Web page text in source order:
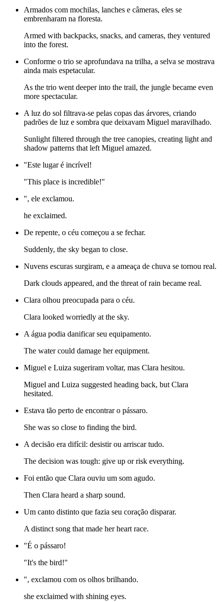
Armados com mochilas, lanches e câmeras, eles se
embrenharam na floresta.
Armed with backpacks, snacks, and cameras, they ventured
into the forest.
Conforme o trio se aprofundava na trilha, a selva se mostrava
ainda mais espetacular.
As the trio went deeper into the trail, the jungle became even
more spectacular.
A luz do sol filtrava-se pelas copas das árvores, criando
padrões de luz e sombra que deixavam Miguel maravilhado.
Sunlight filtered through the tree canopies, creating light and
shadow patterns that left Miguel amazed.
"Este lugar é incrível!
"This place is incredible!"
", ele exclamou.
he exclaimed.
De repente, o céu começou a se fechar.
Suddenly, the sky began to close.
Nuvens escuras surgiram, e a ameaça de chuva se tornou real.
Dark clouds appeared, and the threat of rain became real.
Clara olhou preocupada para o céu.
Clara looked worriedly at the sky.
A água podia danificar seu equipamento.
The water could damage her equipment.
Miguel e Luiza sugeriram voltar, mas Clara hesitou.
Miguel and Luiza suggested heading back, but Clara
hesitated.
Estava tão perto de encontrar o pássaro.
She was so close to finding the bird.
A decisão era difícil: desistir ou arriscar tudo.
The decision was tough: give up or risk everything.
Foi então que Clara ouviu um som agudo.
Then Clara heard a sharp sound.
Um canto distinto que fazia seu coração disparar.
A distinct song that made her heart race.
"É o pássaro!
"It's the bird!"
", exclamou com os olhos brilhando.
she exclaimed with shining eyes.